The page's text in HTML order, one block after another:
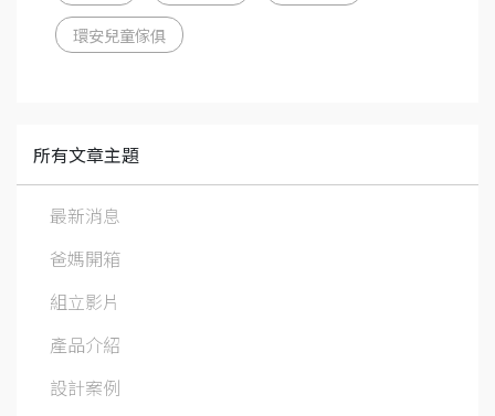
環安兒童傢俱
所有文章主題
最新消息
爸媽開箱
組立影片
產品介紹
設計案例